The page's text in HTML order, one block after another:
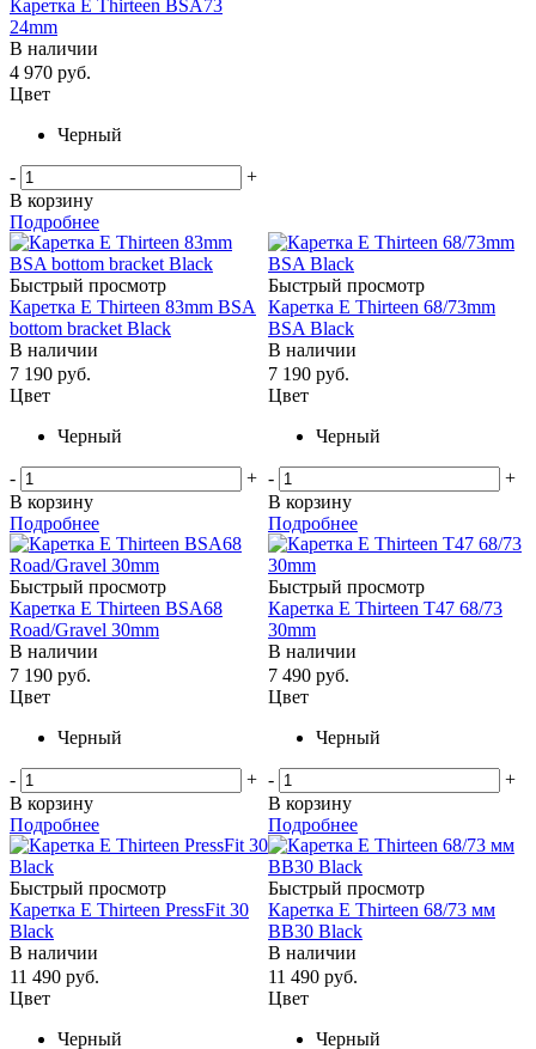
Каретка E Thirteen BSA73
24mm
В наличии
4 970 руб.
Цвет
Черный
-
+
В корзину
Подробнее
Быстрый просмотр
Каретка E Thirteen 83mm BSA
bottom bracket Black
В наличии
7 190 руб.
Цвет
Черный
-
+
В корзину
Подробнее
Быстрый просмотр
Каретка E Thirteen 68/73mm
BSA Black
В наличии
7 190 руб.
Цвет
Черный
-
+
В корзину
Подробнее
Быстрый просмотр
Каретка E Thirteen BSA68
Road/Gravel 30mm
В наличии
7 190 руб.
Цвет
Черный
-
+
В корзину
Подробнее
Быстрый просмотр
Каретка E Thirteen T47 68/73
30mm
В наличии
7 490 руб.
Цвет
Черный
-
+
В корзину
Подробнее
Быстрый просмотр
Каретка E Thirteen PressFit 30
Black
В наличии
11 490 руб.
Цвет
Черный
Быстрый просмотр
Каретка E Thirteen 68/73 мм
BB30 Black
В наличии
11 490 руб.
Цвет
Черный